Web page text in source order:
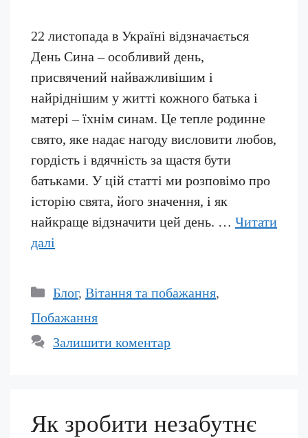
22 листопада в Україні відзначається
День Сина – особливий день,
присвячений найважливішим і
найріднішим у житті кожного батька і
матері – їхнім синам. Це тепле родинне
свято, яке надає нагоду висловити любов,
гордість і вдячність за щастя бути
батьками. У цій статті ми розповімо про
історію свята, його значення, і як
найкраще відзначити цей день. … Читати
далі
Категорії
Блог, Вітання та побажання,
Побажання
Залишити коментар
Як зробити незабутнє